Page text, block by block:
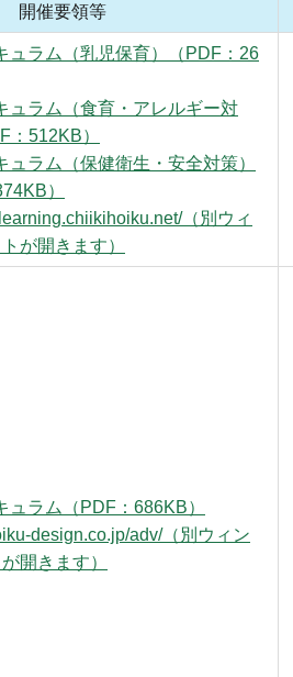
開催要領等
ュラム（乳児保育）（PDF：26
ュラム（食育・アレルギー対
：512KB）
ュラム（保健衛生・安全対策）
）
（別ウィ
が開きます）
ュラム（PDF：686KB）
design.co.jp/adv/（別ウィン
開きます）